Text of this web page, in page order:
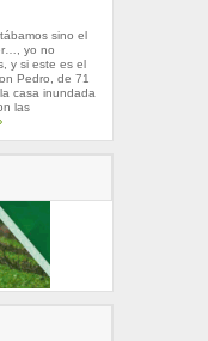
sino el
yo no
y si este es el
Pedro, de 71
casa inundada
las